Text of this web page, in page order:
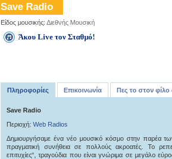
Save Radio
Είδος μουσικής: Διεθνής Μουσική
Άκου Live τον Σταθμό!
Πληροφορίες Επικοινωνία Πες το στον φίλο
Save Radio
Περιοχή: Web Radios
Δημιουργήσαμε ένα νέο μουσικό κόσμο στην παρέα
πραγματική συνήθεια σε πολλούς ακροατές. Το
επιτυχίες“, τραγούδια που είναι γνώριμα σε μεγάλο